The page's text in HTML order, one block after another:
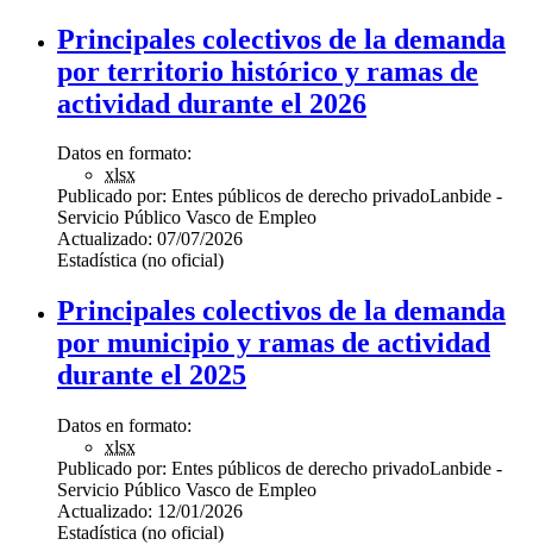
Principales colectivos de la demanda
por territorio histórico y ramas de
actividad durante el 2026
Datos en formato:
xlsx
Publicado por: Entes públicos de derecho privadoLanbide -
Servicio Público Vasco de Empleo
Actualizado: 07/07/2026
Estadística (no oficial)
Principales colectivos de la demanda
por municipio y ramas de actividad
durante el 2025
Datos en formato:
xlsx
Publicado por: Entes públicos de derecho privadoLanbide -
Servicio Público Vasco de Empleo
Actualizado: 12/01/2026
Estadística (no oficial)